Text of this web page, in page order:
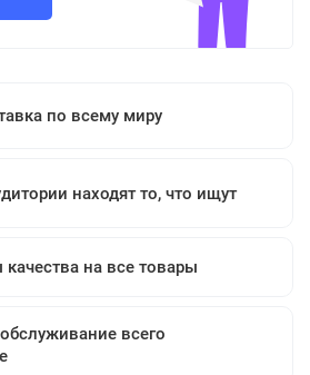
по всему миру
находят то, что ищут
на все товары
всего